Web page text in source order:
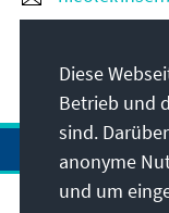
Diese
Betrieb und
sind.
anonyme
und um